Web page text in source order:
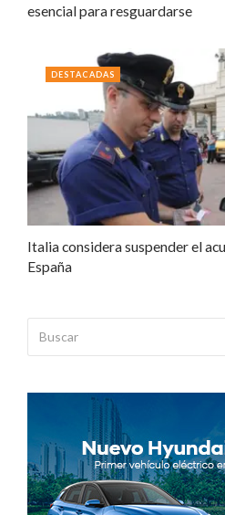
esencial para resguardarse
Italia considera suspender el
España
DESTACADAS